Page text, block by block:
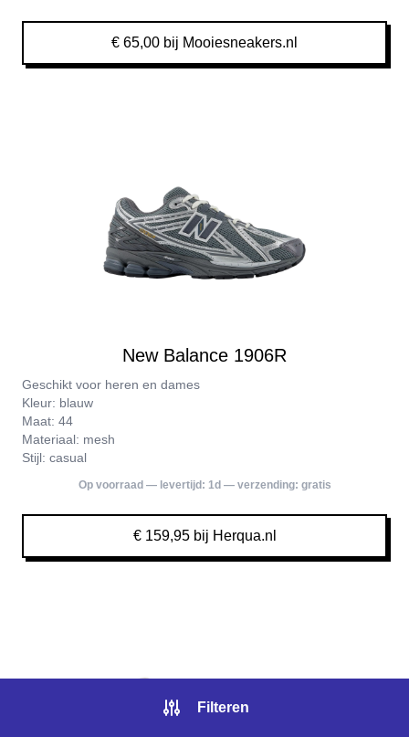
€ 65,00 bij Mooiesneakers.nl
New Balance 1906R
Geschikt voor heren en dames
Kleur: blauw
Maat: 44
Materiaal: mesh
Stijl: casual
Op voorraad — levertijd: 1d — verzending: gratis
€ 159,95 bij Herqua.nl
Filteren